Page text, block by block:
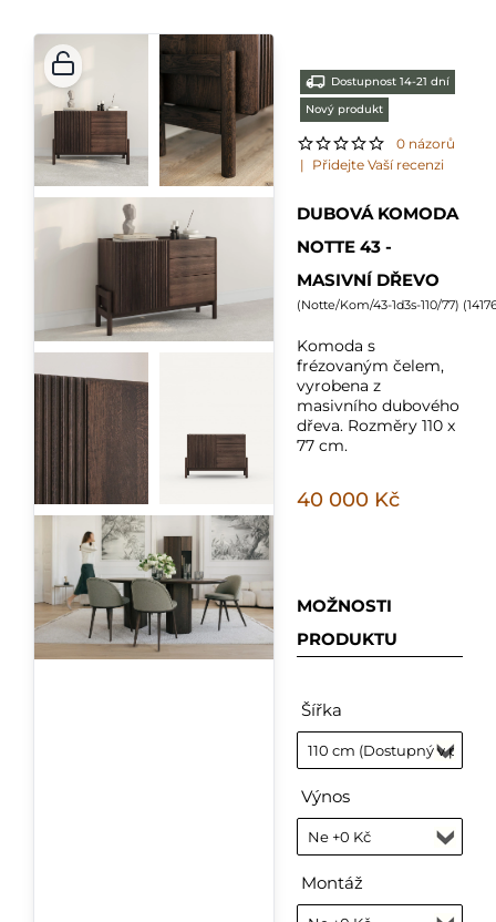
Dostupnost 14-21 dní
Nový produkt
0 názorů
| Přidejte Vaší recenzi
DUBOVÁ KOMODA
NOTTE 43 -
MASIVNÍ DŘEVO
(Notte/Kom/43-1d3s-110/77) (
Komoda s
frézovaným čelem,
vyrobena z
masivního dubového
dřeva. Rozměry 110 x
77 cm.
40 000 Kč
MOŽNOSTI
PRODUKTU
Šířka
Výnos
Montáž